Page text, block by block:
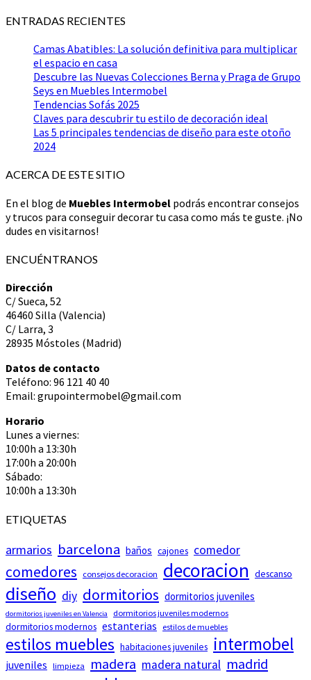
ENTRADAS RECIENTES
Camas Abatibles: La solución definitiva para multiplicar
el espacio en casa
Descubre las Nuevas Colecciones Berna y Praga de Grupo
Seys en Muebles Intermobel
Tendencias Sofás 2025
Claves para descubrir tu estilo de decoración ideal
Las 5 principales tendencias de diseño para este otoño
2024
ACERCA DE ESTE SITIO
En el blog de Muebles Intermobel podrás encontrar consejos
y trucos para conseguir decorar tu casa como más te guste. ¡No
dudes en visitarnos!
ENCUÉNTRANOS
Dirección
C/ Sueca, 52
46460 Silla (Valencia)
C/ Larra, 3
28935 Móstoles (Madrid)
Datos de contacto
Teléfono: 96 121 40 40
Email: grupointermobel@gmail.com
Horario
Lunes a viernes:
10:00h a 13:30h
17:00h a 20:00h
Sábado:
10:00h a 13:30h
ETIQUETAS
armarios barcelona baños cajones comedor
comedores consejos decoracion decoracion descanso
diseño diy dormitorios dormitorios juveniles
dormitorios juveniles en Valencia dormitorios juveniles modernos
dormitorios modernos estanterias estilos de muebles
estilos muebles habitaciones juveniles intermobel
juveniles limpieza madera madera natural madrid